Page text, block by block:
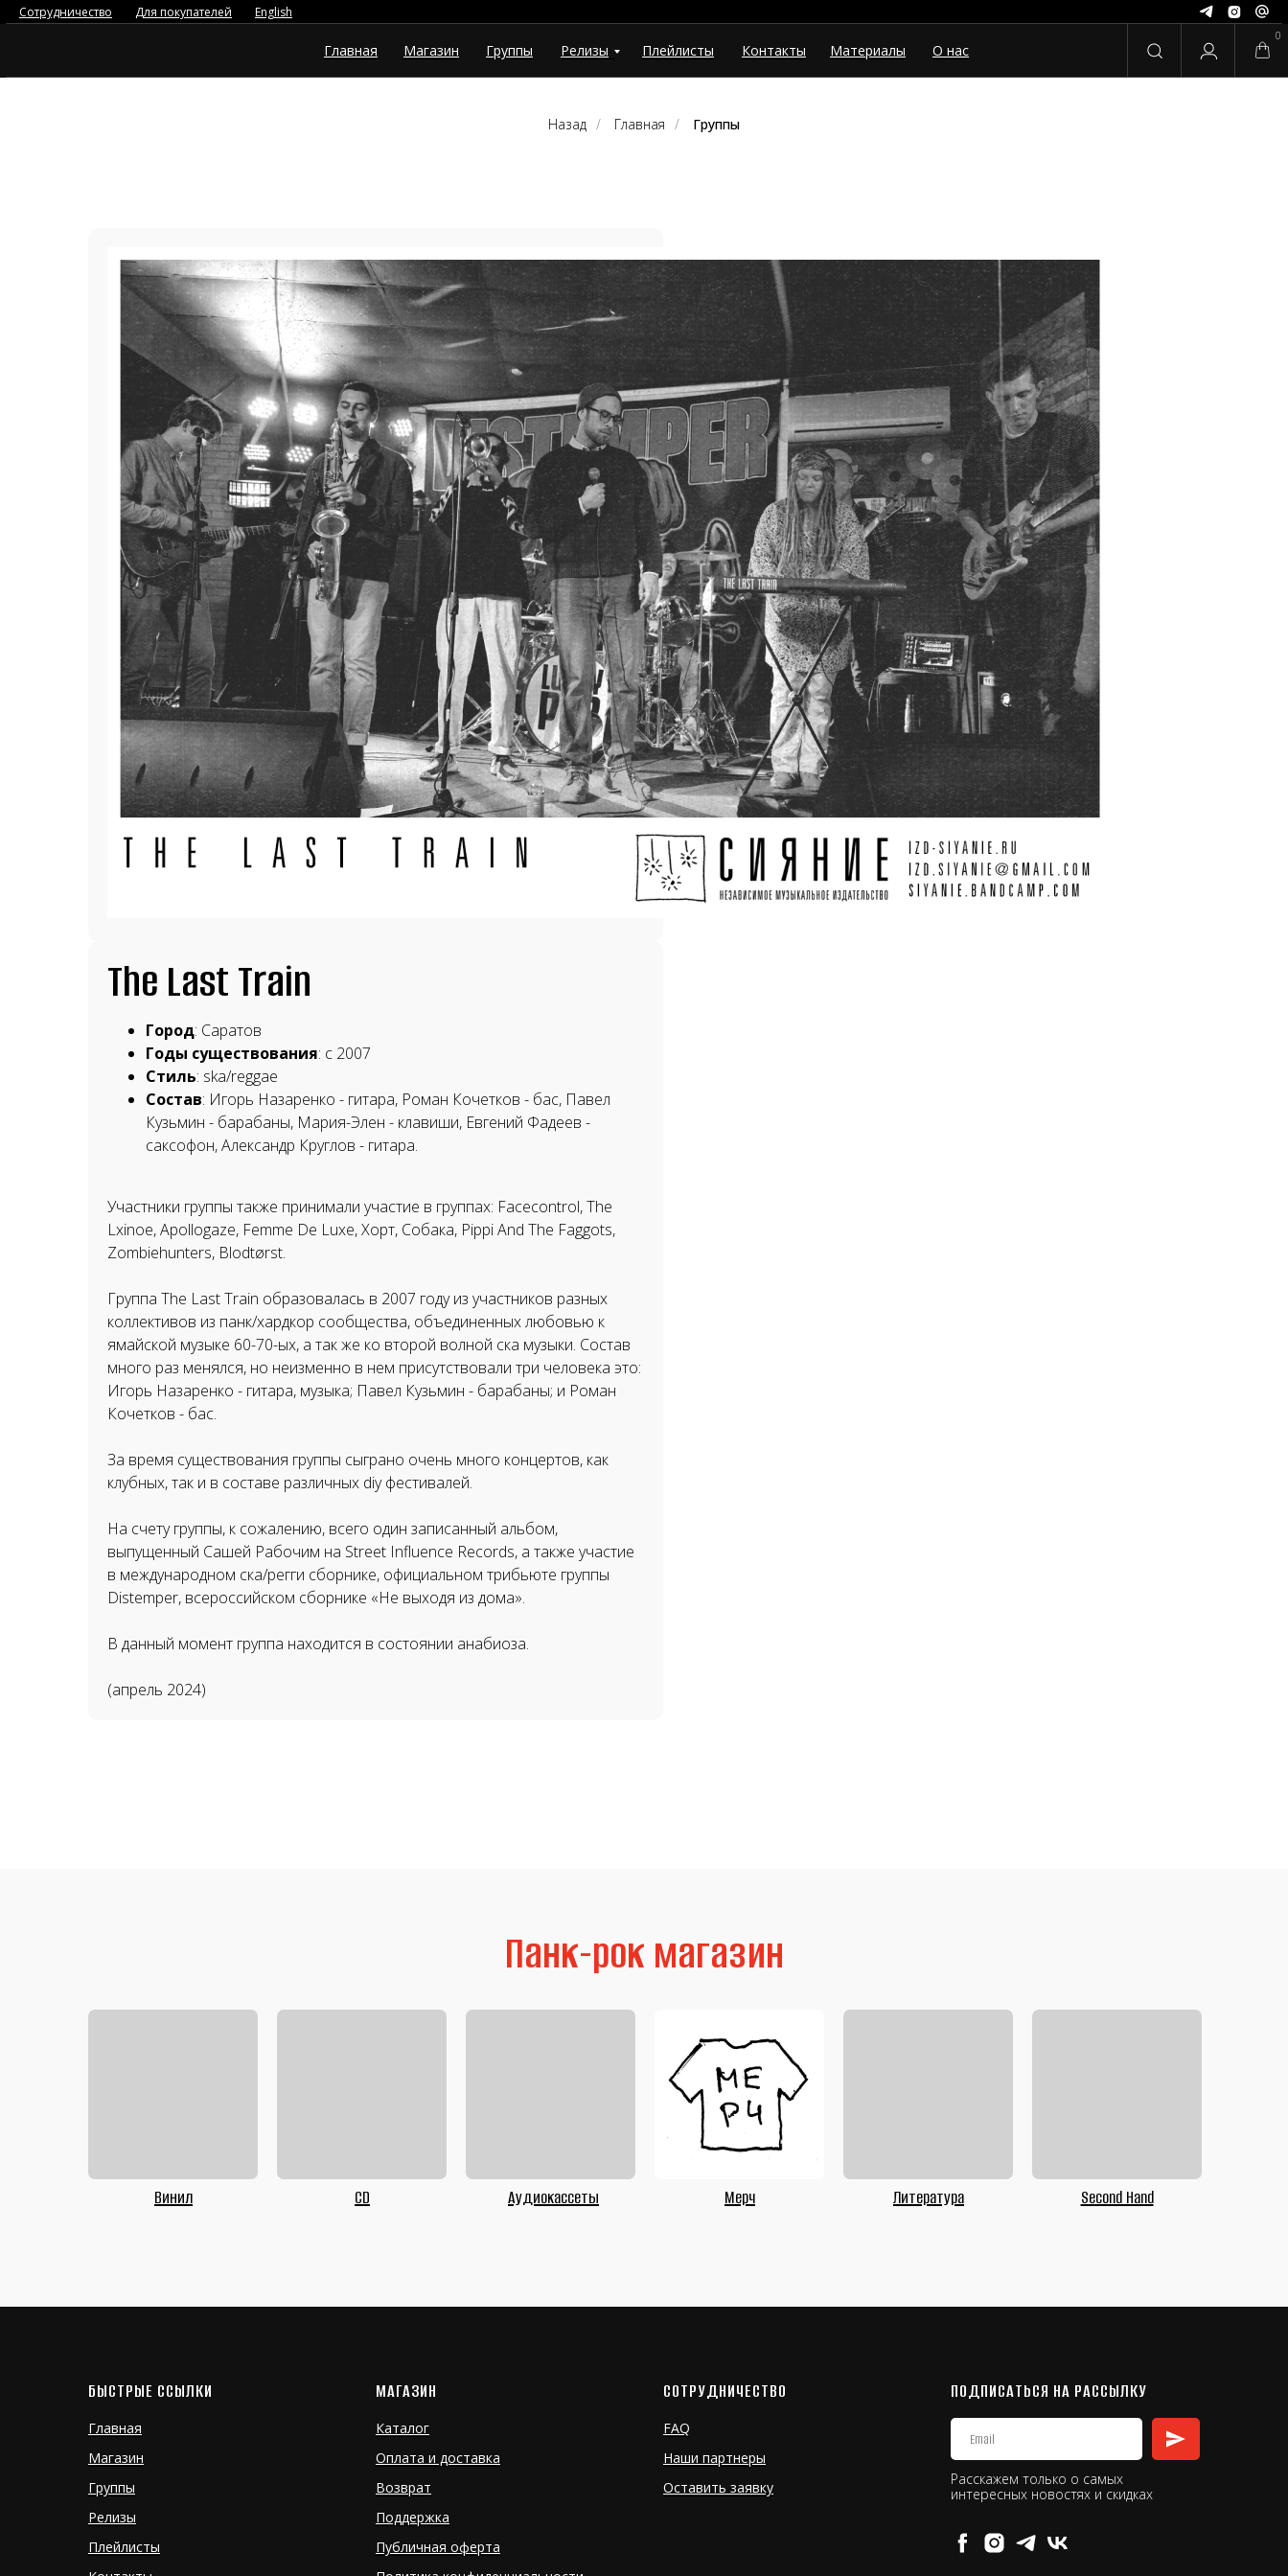
0
Главная Магазин Группы Релизы Плейлисты Контакты Материалы О нас
Сотрудничество Для покупателей English
Назад / Главная / Группы
The Last Train
Город: Саратов
Годы существования: с 2007
Стиль: ska/reggae
Состав: Игорь Назаренко - гитара, Роман Кочетков - бас, Павел
Кузьмин - барабаны, Мария-Элен - клавиши, Евгений Фадеев -
саксофон, Александр Круглов - гитара.
Участники группы также принимали участие в группах: Facecontrol, The
Lxinoe, Apollogaze, Femme De Luxe, Хорт, Собака, Pippi And The Faggots,
Zombiehunters, Blodtørst.
Группа The Last Train образовалась в 2007 году из участников разных
коллективов из панк/хардкор сообщества, объединенных любовью к
ямайской музыке 60-70-ых, а так же ко второй волной ска музыки. Состав
много раз менялся, но неизменно в нем присутствовали три человека это:
Игорь Назаренко - гитара, музыка; Павел Кузьмин - барабаны; и Роман
Кочетков - бас.
За время существования группы сыграно очень много концертов, как
клубных, так и в составе различных diy фестивалей.
На счету группы, к сожалению, всего один записанный альбом,
выпущенный Сашей Рабочим на Street Influence Records, а также участие
в международном ска/регги сборнике, официальном трибьюте группы
Distemper, всероссийском сборнике «Не выходя из дома».
В данный момент группа находится в состоянии анабиоза.
(апрель 2024)
Винил CD Аудиокассеты Мерч Литература Second Hand
Панк-рок магазин
БЫСТРЫЕ ССЫЛКИ
Главная
Магазин
Группы
Релизы
Плейлисты
МАГАЗИН
Каталог
Оплата и доставка
Возврат
Поддержка
Публичная оферта
СОТРУДНИЧЕСТВО
FAQ
Наши партнеры
Оставить заявку
ПОДПИСАТЬСЯ НА РАССЫЛКУ
Расскажем только о самых
интересных новостях и скидках